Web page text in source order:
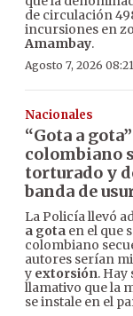
de circulación
incursiones en
Amambay.
Agosto 7, 2026
Nacionales
“Gota a
colombiano
torturado y
banda de
La Policía llevó
a gota en el que
colombiano
autores serían
y extorsión. Hay
llamativo que la
se instale en el